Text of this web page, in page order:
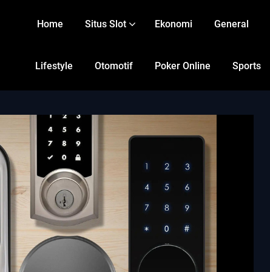
Home Situs Slot Ekonomi General
Lifestyle Otomotif Poker Online Sports